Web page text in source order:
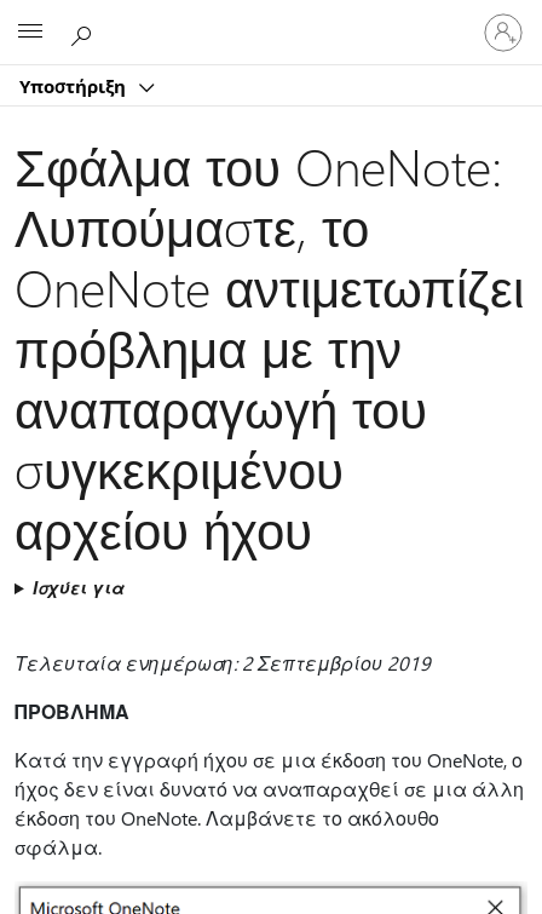
Υποστήριξη
Είσοδος
στον
Σφάλμα του OneNote:
Λυπούμαστε, το
OneNote αντιμετωπίζει
πρόβλημα με την
αναπαραγωγή του
συγκεκριμένου
αρχείου ήχου
Ισχύει για
Τελευταία ενημέρωση: 2 Σεπτεμβρίου 2019
ΠΡΟΒΛΗΜΑ
Κατά την εγγραφή ήχου σε μια έκδοση του OneNote, ο
ήχος δεν είναι δυνατό να αναπαραχθεί σε μια άλλη
έκδοση του OneNote. Λαμβάνετε το ακόλουθο
σφάλμα.